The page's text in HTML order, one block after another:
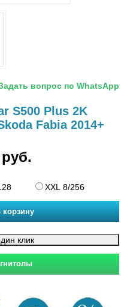
вопрос по WhatsApp
S500 Plus 2K
Fabia 2014+
XXL 8/256